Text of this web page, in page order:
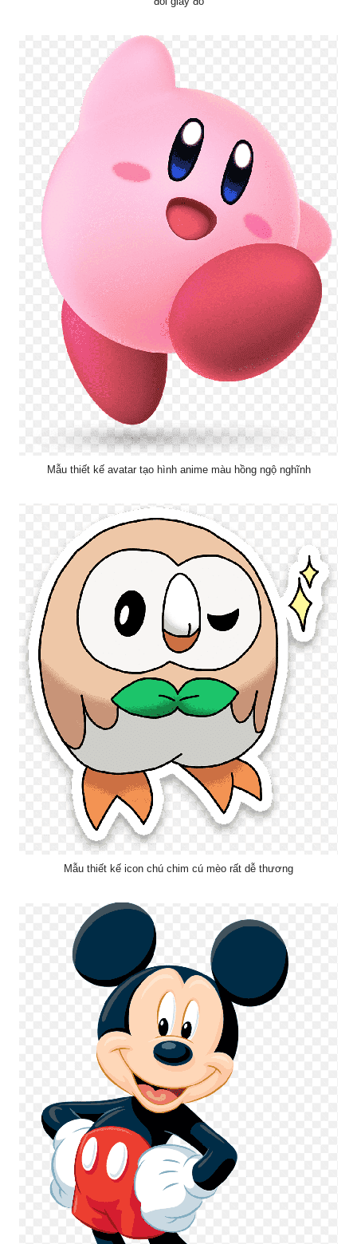
Mẫu thiết kế avatar tạo hình anime màu hồng ngộ nghĩnh
Mẫu thiết kế icon chú chim cú mèo rất dễ thương